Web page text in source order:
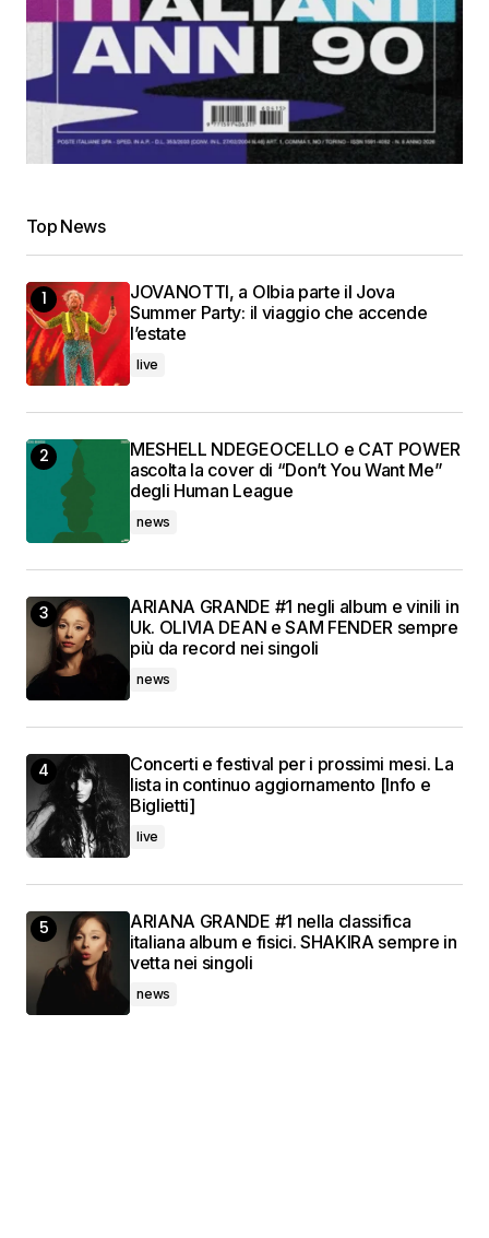
Top News
JOVANOTTI, a Olbia parte il Jova
Summer Party: il viaggio che accende
l’estate
live
MESHELL NDEGEOCELLO e CAT POWER
ascolta la cover di “Don’t You Want Me”
degli Human League
news
ARIANA GRANDE #1 negli album e vinili in
Uk. OLIVIA DEAN e SAM FENDER sempre
più da record nei singoli
news
Concerti e festival per i prossimi mesi. La
lista in continuo aggiornamento [Info e
Biglietti]
live
ARIANA GRANDE #1 nella classifica
italiana album e fisici. SHAKIRA sempre in
vetta nei singoli
news